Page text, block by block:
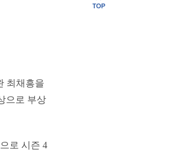
최채흥을
으로 부상
로 시즌 4